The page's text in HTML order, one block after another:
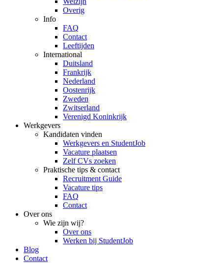
Overig
Info
FAQ
Contact
Leeftijden
International
Duitsland
Frankrijk
Nederland
Oostenrijk
Zweden
Zwitserland
Verenigd Koninkrijk
Werkgevers
Kandidaten vinden
Werkgevers en StudentJob
Vacature plaatsen
Zelf CVs zoeken
Praktische tips & contact
Recruitment Guide
Vacature tips
FAQ
Contact
Over ons
Wie zijn wij?
Over ons
Werken bij StudentJob
Blog
Contact